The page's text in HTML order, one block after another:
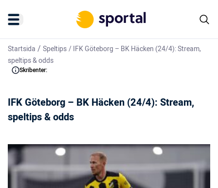
Startsida / Speltips/IFK Göteborg – BK Häcken (24/4): Stream,
speltips & odds
Skribenter:
IFK Göteborg – BK Häcken (24/4): Stream,
speltips & odds